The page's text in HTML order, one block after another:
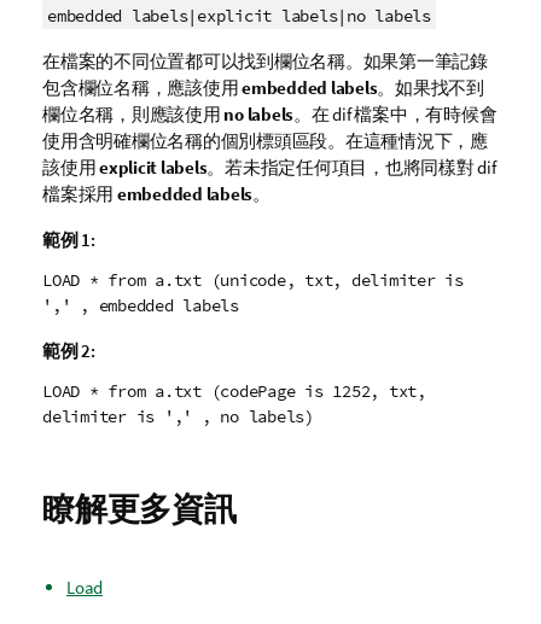
embedded labels| explicit labels| no labels
在檔案的不同位置都可以找到欄位名稱。如果第一筆記錄
包含欄位名稱，應該使用embedded labels。如果找不到
欄位名稱，則應該使用 no labels。在dif檔案中，有時候會
使用含明確欄位名稱的個別標頭區段。在這種情況下，應
該使用explicit labels。若未指定任何項目，也將同樣對dif
檔案採用 embedded labels。
範例 1:
LOAD * from a.txt (unicode, txt, delimiter is
',' , embedded labels
範例 2:
LOAD * from a.txt (codePage is 1252, txt,
delimiter is ',' , no labels)
瞭解更多資訊
Load